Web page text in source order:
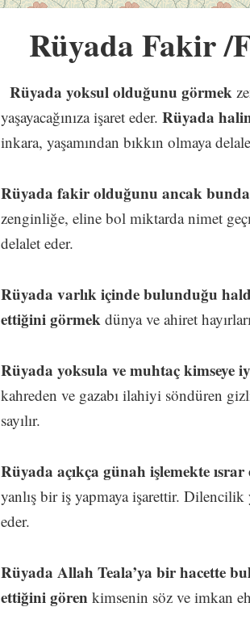
Rüyada Fakir
Rüyada yoksul olduğunu görmek
yaşayacağınıza işaret eder.Rüyada
inkara, yaşamından bıkkın olmaya
Rüyada fakir olduğunu ancak
zenginliğe, eline bol miktarda nimet
delalet eder.
Rüyada varlık içinde bulunduğu
ettiğini görmek dünya ve ahiret
Rüyada yoksula ve muhtaç kimseye
kahreden ve gazabı ilahiyi söndüren
sayılır.
Rüyada açıkça günah işlemekte
yanlış bir iş yapmaya işarettir. Dilencilik
eder.
Rüyada Allah Teala’ya bir hacette
ettiğini gören kimsenin söz ve imkan